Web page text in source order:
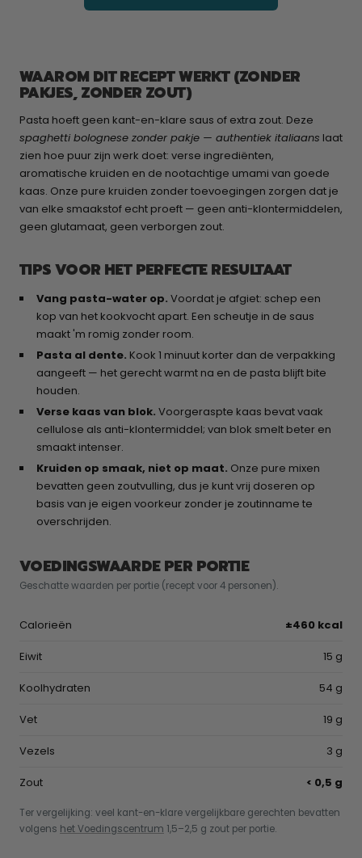
WAAROM DIT RECEPT WERKT (ZONDER
PAKJES, ZONDER ZOUT)
Pasta hoeft geen kant-en-klare saus of extra zout. Deze
spaghetti bolognese zonder pakje — authentiek italiaans laat
zien hoe puur zijn werk doet: verse ingrediënten,
aromatische kruiden en de nootachtige umami van goede
kaas. Onze pure kruiden zonder toevoegingen zorgen dat je
van elke smaakstof echt proeft — geen anti-klontermiddelen,
geen glutamaat, geen verborgen zout.
TIPS VOOR HET PERFECTE RESULTAAT
Vang pasta-water op. Voordat je afgiet: schep een
kop van het kookvocht apart. Een scheutje in de saus
maakt 'm romig zonder room.
Pasta al dente. Kook 1 minuut korter dan de verpakking
aangeeft — het gerecht warmt na en de pasta blijft bite
houden.
Verse kaas van blok. Voorgeraspte kaas bevat vaak
cellulose als anti-klontermiddel; van blok smelt beter en
smaakt intenser.
Kruiden op smaak, niet op maat. Onze pure mixen
bevatten geen zoutvulling, dus je kunt vrij doseren op
basis van je eigen voorkeur zonder je zoutinname te
overschrijden.
VOEDINGSWAARDE PER PORTIE
Geschatte waarden per portie (recept voor 4 personen).
Calorieën ±460 kcal
Eiwit 15 g
Koolhydraten 54 g
Vet 19 g
Vezels 3 g
Zout < 0,5 g
Ter vergelijking: veel kant-en-klare vergelijkbare gerechten bevatten
volgens het Voedingscentrum 1,5–2,5 g zout per portie.